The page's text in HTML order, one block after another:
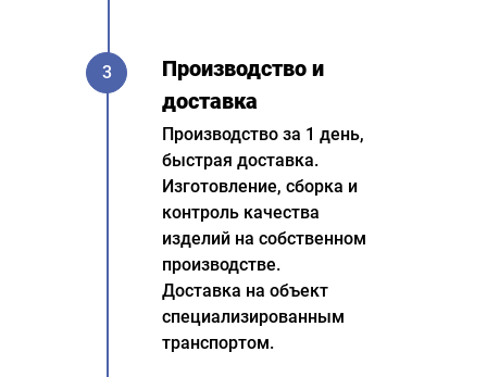
3
Производство и
доставка
Производство за 1 день,
быстрая доставка.
Изготовление, сборка и
контроль качества
изделий на собственном
производстве.
Доставка на объект
специализированным
транспортом.